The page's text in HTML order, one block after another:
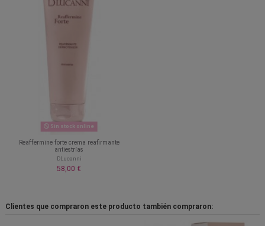
Sin stock online
Reaffermine forte crema reafirmante
antiestrías
DLucanni
58,00 €
Clientes que compraron este producto también compraron: